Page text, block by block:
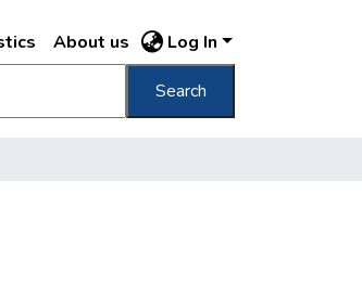
About us Log In
Search